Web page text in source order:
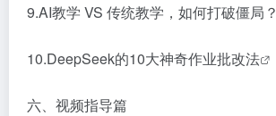
9.AI教学 VS 传统教学，如何打破僵局？
10.DeepSeek的10大神奇作业批改法
六、视频指导篇